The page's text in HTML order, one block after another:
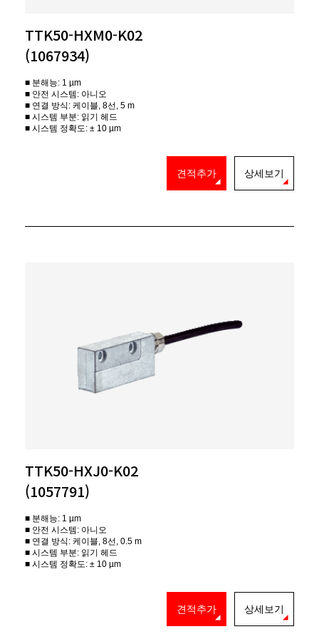
TTK50-HXM0-K02
(1067934)
■ 분해능: 1 µm
■ 안전 시스템: 아니오
■ 연결 방식: 케이블, 8선, 5 m
■ 시스템 부분: 읽기 헤드
■ 시스템 정확도: ± 10 µm
견적추가 상세보기
TTK50-HXJ0-K02
(1057791)
■ 분해능: 1 µm
■ 안전 시스템: 아니오
■ 연결 방식: 케이블, 8선, 0.5 m
■ 시스템 부분: 읽기 헤드
■ 시스템 정확도: ± 10 µm
견적추가 상세보기